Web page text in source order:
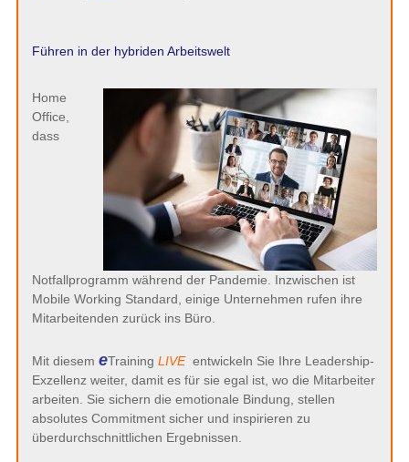
Führen in der hybriden Arbeitswelt
Home
Office,
dass
Notfallprogramm während der Pandemie. Inzwischen ist
Mobile Working Standard, einige Unternehmen rufen ihre
Mitarbeitenden zurück ins Büro.
Mit diesem eTraining LIVE entwickeln Sie Ihre Leadership-
Exzellenz weiter, damit es für sie egal ist, wo die Mitarbeiter
arbeiten. Sie sichern die emotionale Bindung, stellen
absolutes Commitment sicher und inspirieren zu
überdurchschnittlichen Ergebnissen.